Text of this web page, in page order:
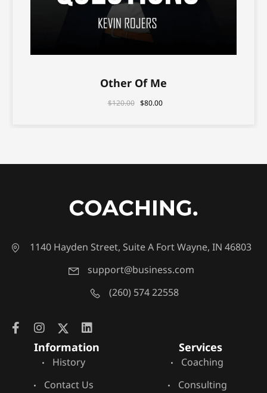
Other Of Me
$120.00 $80.00
1140 Hayden Street, Suite A Fort Wayne, IN 46803
support@business.com
(260) 574 22558
Information
History
Contact Us
Services
Coaching
Consulting